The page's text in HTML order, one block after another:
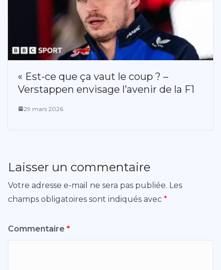
« Est-ce que ça vaut le coup ? –
Verstappen envisage l’avenir de la F1
29 mars 2026
Laisser un commentaire
Votre adresse e-mail ne sera pas publiée. Les
champs obligatoires sont indiqués avec *
Commentaire *